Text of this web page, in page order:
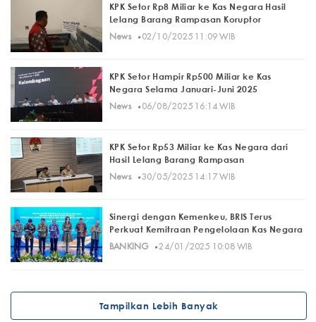
KPK Setor Rp8 Miliar ke Kas Negara Hasil
Lelang Barang Rampasan Koruptor
News· 02/10/2025 11:09 WIB
KPK Setor Hampir Rp500 Miliar ke Kas
Negara Selama Januari-Juni 2025
News· 06/08/2025 16:14 WIB
KPK Setor Rp53 Miliar ke Kas Negara dari
Hasil Lelang Barang Rampasan
News· 30/05/2025 14:17 WIB
Sinergi dengan Kemenkeu, BRIS Terus
Perkuat Kemitraan Pengelolaan Kas Negara
BANKING· 24/01/2025 10:08 WIB
Tampilkan Lebih Banyak